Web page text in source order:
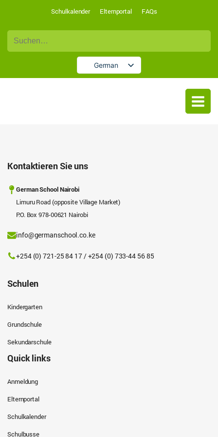
Schulkalender Elternportal FAQs
Suche
nach:
German
Kontaktieren Sie uns
German School Nairobi
Limuru Road (opposite Village Market)
P.O. Box 978-00621 Nairobi
info@germanschool.co.ke
+254 (0) 721-25 84 17 / +254 (0) 733-44 56 85
Schulen
Kindergarten
Grundschule
Sekundarschule
Quick links
Anmeldung
Elternportal
Schulkalender
Schulbusse